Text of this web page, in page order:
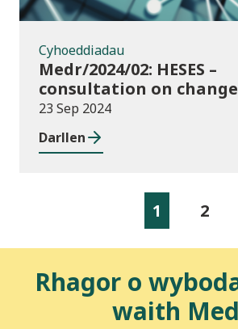
Cyhoeddiadau
Medr/2024/02: HESES –
consultation on
2024/25 collection of
Apprenticeship in-year
23 Sep 2024
Darllen
1 2
Rhagor o
waith